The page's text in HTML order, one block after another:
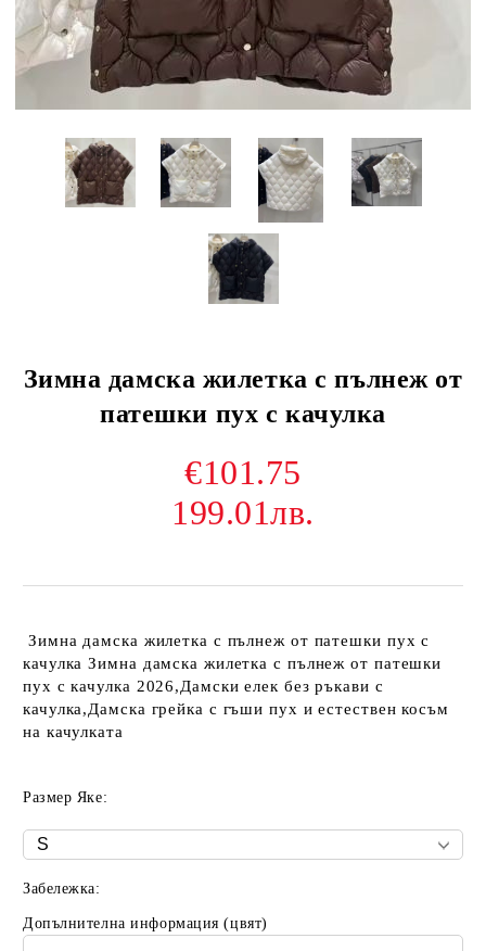
Зимна дамска жилетка с пълнеж от
патешки пух с качулка
€101.75
199.01лв.
Зимна дамска жилетка с пълнеж от патешки пух с
качулка Зимна дамска жилетка с пълнеж от патешки
пух с качулка 2026,Дамски елек без ръкави с
качулка,Дамска грейка с гъши пух и естествен косъм
на качулката
Размер Яке:
Забележка:
Допълнителна информация (цвят)